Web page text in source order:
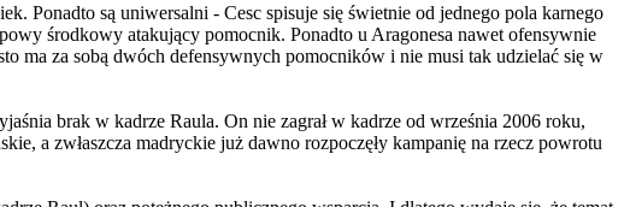
Ponadto są uniwersalni - Cesc spisuje się świetnie od jednego pola karnego
środkowy atakujący pomocnik. Ponadto u Aragonesa nawet ofensywnie
ma za sobą dwóch defensywnych pomocników i nie musi tak udzielać się w
brak w kadrze Raula. On nie zagrał w kadrze od września 2006 roku,
a zwłaszcza madryckie już dawno rozpoczęły kampanię na rzecz powrotu